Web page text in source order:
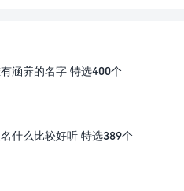
涵养的名字 特选400个
什么比较好听 特选389个